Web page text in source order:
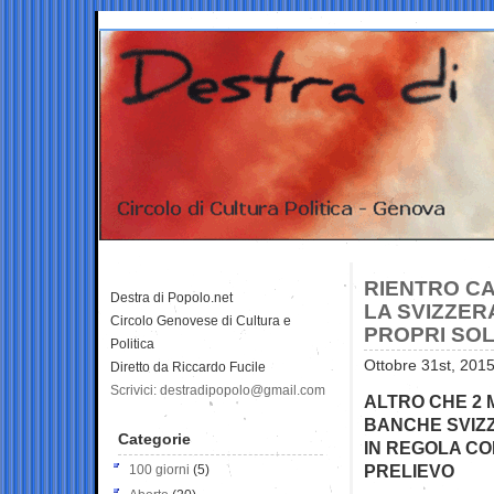
RIENTRO
LA
PROPRI
Ottobre 31st,
ALTRO CHE 2
BANCHE
IN REGOLA
PRELIEVO
Destra di Popolo.net
Circolo Genovese di Cultura e
Politica
Diretto da Riccardo Fucile
Scrivici: destradipopolo@gmail.com
Categorie
100 giorni (5)